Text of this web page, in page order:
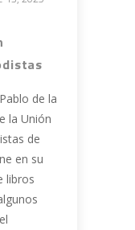
de la
la Unión
de
en su
libros